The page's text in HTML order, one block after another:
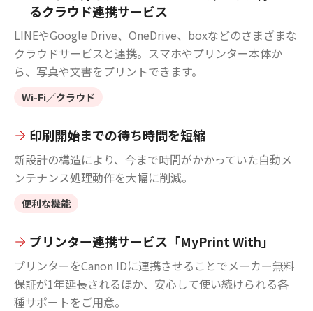
るクラウド連携サービス
LINEやGoogle Drive、OneDrive、boxなどのさまざまな
クラウドサービスと連携。スマホやプリンター本体か
ら、写真や文書をプリントできます。
Wi-Fi／クラウド
印刷開始までの待ち時間を短縮
新設計の構造により、今まで時間がかかっていた自動メ
ンテナンス処理動作を大幅に削減。
便利な機能
プリンター連携サービス「MyPrint With」
プリンターをCanon IDに連携させることでメーカー無料
保証が1年延長されるほか、安心して使い続けられる各
種サポートをご用意。